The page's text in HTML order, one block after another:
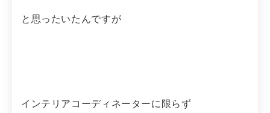
と思ったいたんですが
インテリアコーディネーターに限らず